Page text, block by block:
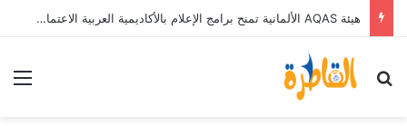
هيئة AQAS الألمانية تمنح برامج الإعلام بالأكاديمية العربية الاعتماد غير المشروط وفق المعايير الأوروبية
بحث عن